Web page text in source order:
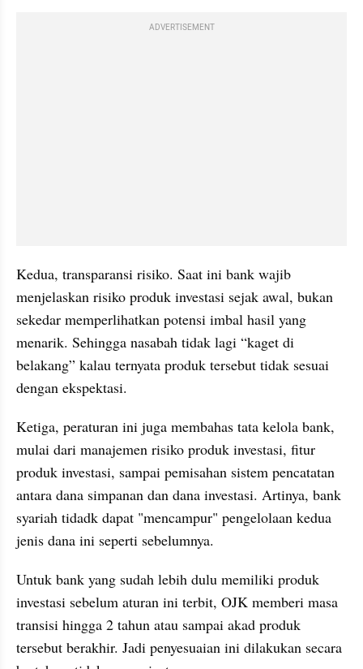
ADVERTISEMENT
Kedua, transparansi risiko. Saat ini bank wajib
menjelaskan risiko produk investasi sejak awal, bukan
sekedar memperlihatkan potensi imbal hasil yang
menarik. Sehingga nasabah tidak lagi “kaget di
belakang” kalau ternyata produk tersebut tidak sesuai
dengan ekspektasi.
Ketiga, peraturan ini juga membahas tata kelola bank,
mulai dari manajemen risiko produk investasi, fitur
produk investasi, sampai pemisahan sistem pencatatan
antara dana simpanan dan dana investasi. Artinya, bank
syariah tidadk dapat "mencampur" pengelolaan kedua
jenis dana ini seperti sebelumnya.
Untuk bank yang sudah lebih dulu memiliki produk
investasi sebelum aturan ini terbit, OJK memberi masa
transisi hingga 2 tahun atau sampai akad produk
tersebut berakhir. Jadi penyesuaian ini dilakukan secara